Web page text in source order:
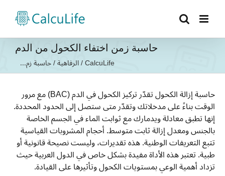
حاسبة زمن اختفاء الكحول من الدم
CalcuLife
/الرفاهية/حاسبة زم...
حاسبة إزالة الكحول تقدّر تركيز الكحول في الدم (BAC) مع مرور
الوقت بناءً على مدخلاتك وتقدّر متى ستصل إلى الحدود المحددة.
إنها تطبق معادلة ويدمارك مع ثوابت الماء في الجسم الخاصة
بالجنس ومعدل إزالة ثابت متوسط. أحجام المشروبات القياسية
تتبع التعريفات الوطنية. هذه تقديرات، وليست نصيحة قانونية أو
طبية. تعتبر هذه الأداة مفيدة بشكل خاص في الدول العربية حيث
تزداد أهمية الوعي بمستويات الكحول وتأثيرها على القيادة.